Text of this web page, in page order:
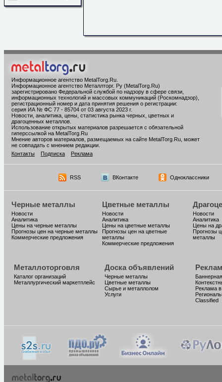
Информационное агентство MetalTorg.Ru
Информационное агентство Металлторг. Ру (MetalTorg.Ru)
зарегистрировано Федеральной службой по надзору в сфере связи,
информационных технологий и массовых коммуникаций (Роскомнадзор),
регистрационный номер и дата принятия решения о регистрации:
серия ИА № ФС 77 - 85704 от 03 августа 2023 г.
Новости, аналитика, цены, статистика рынка черных, цветных и
драгоценных металлов.
Использование открытых материалов разрешается с обязательной
гиперссылкой на MetalTorg.Ru
Мнение авторов материалов, размещаемых на сайте MetalTorg.Ru, может
не совпадать с мнением редакции.
Контакты
Подписка Реклама
RSS ВКонтакте Одноклассники
Черные металлы
Новости
Аналитика
Цены на черные металлы
Прогнозы цен на черные металлы
Коммерческие предложения
Цветные металлы
Новости
Аналитика
Цены на цветные металлы
Прогнозы цен на цветные
металлы
Коммерческие предложения
Новости
Аналитика
Цены на
Прогнозы
металлы
Металлоторговля
Каталог организаций
Металлургический маркетплейс
Доска объявлений
Черные металлы
Цветные металлы
Сырье и металлолом
Услуги
Реклама
Classified